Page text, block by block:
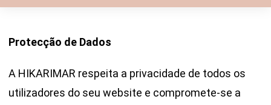
Protecção de Dados
A HIKARIMAR respeita a privacidade de todos os
utilizadores do seu website e compromete-se a